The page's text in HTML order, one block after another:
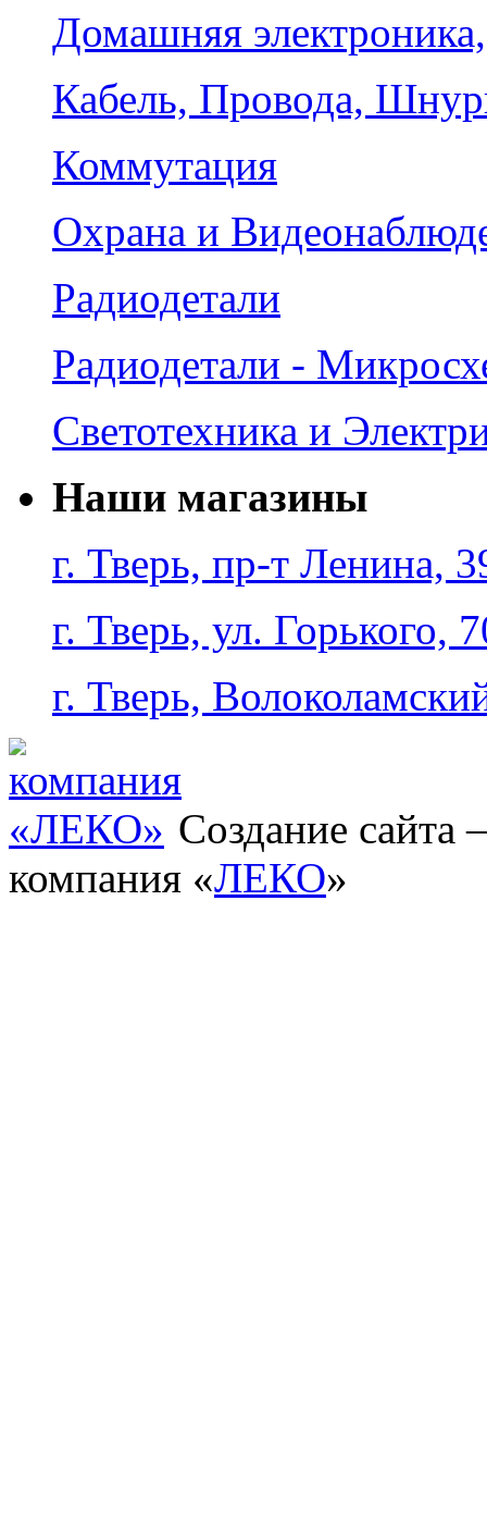
Домашняя
Кабель, Провода,
Коммутация
Охрана и
Радиодетали
Радиодетали -
Светотехника и
Наши магазины
г. Тверь, пр-т Ленина,
г. Тверь, ул. Горького,
г. Тверь,
Создание сайта
компания «ЛЕКО»